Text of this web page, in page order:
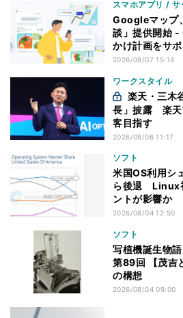
スマホアプリ / サ
Googleマップ
談」提供開始
かけ計画をサポ
2026/08/07 15:14
ワークスタイル
長」披露 楽天
客目指す
2026/08/06 11:17
ソフト
米国OS利用シ
ら後退 Linux
ントが影響か
2026/08/04 12:50
ソフト
写植機誕生物
第89回 【茂吉
の構想
2026/08/04 09:00